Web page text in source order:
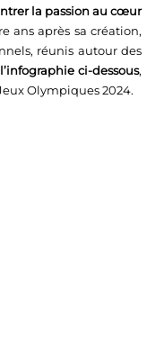
la passion au cœur
ans après sa création,
réunis autour des
ci-dessous,
Olympiques 2024.